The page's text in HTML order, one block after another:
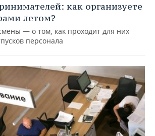
как организуете
летом?
— о том, как проходит для них
персонала